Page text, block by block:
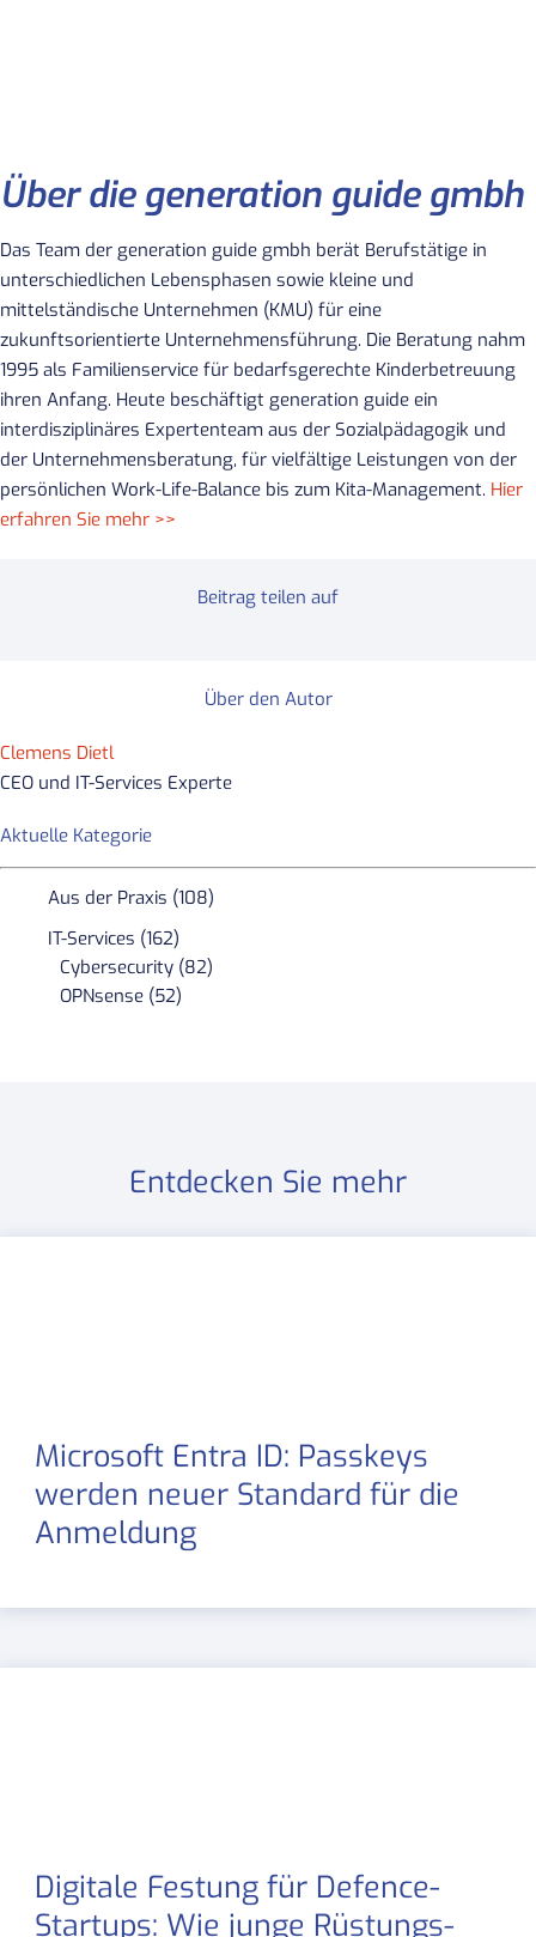
Über die generation guide gmbh
Das Team der generation guide gmbh berät Berufstätige in
unterschiedlichen Lebensphasen sowie kleine und
mittelständische Unternehmen (KMU) für eine
zukunftsorientierte Unternehmensführung. Die Beratung nahm
1995 als Familienservice für bedarfsgerechte Kinderbetreuung
ihren Anfang. Heute beschäftigt generation guide ein
interdisziplinäres Expertenteam aus der Sozialpädagogik und
der Unternehmensberatung, für vielfältige Leistungen von der
persönlichen Work-Life-Balance bis zum Kita-Management. Hier
erfahren Sie mehr >>
Beitrag teilen auf
Über den Autor
Clemens Dietl
CEO und IT-Services Experte
Aktuelle Kategorie
Aus der Praxis (108)
IT-Services (162)
Cybersecurity (82)
OPNsense (52)
Entdecken Sie mehr
Microsoft Entra ID: Passkeys
werden neuer Standard für die
Anmeldung
Digitale Festung für Defence-
Startups: Wie junge Rüstungs-